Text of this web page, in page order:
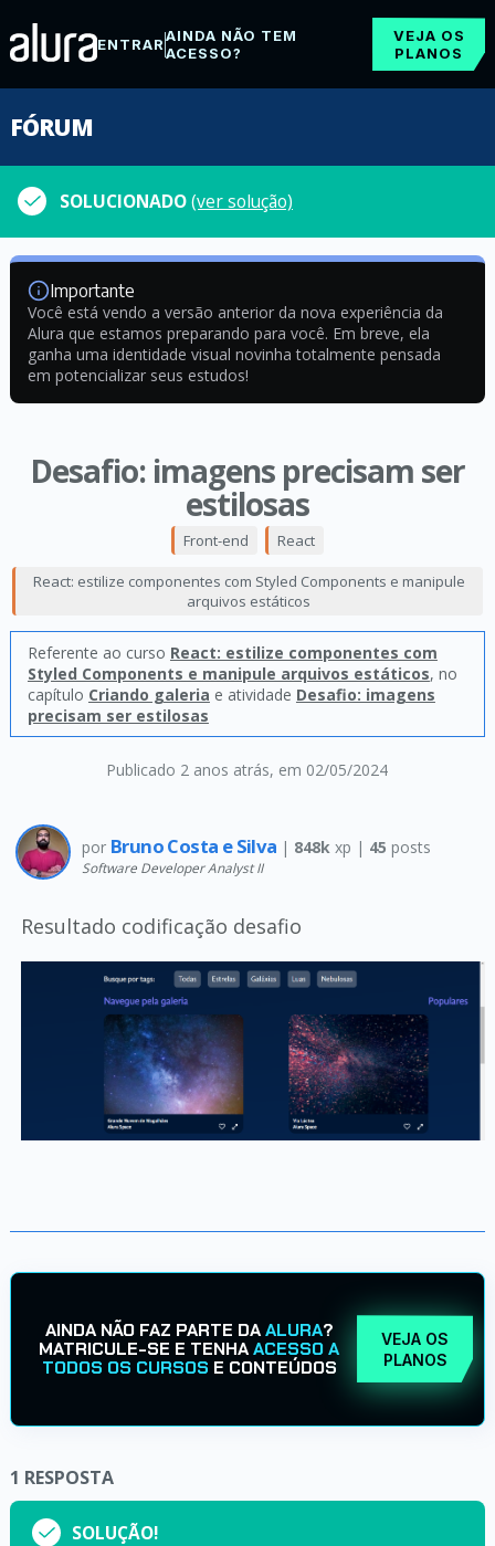
ENTRARAINDA NÃO TEM
ACESSO?
VEJA OS
PLANOS
FÓRUM
SOLUCIONADO(ver solução)
Importante
Você está vendo a versão anterior da nova experiência da
Alura que estamos preparando para você. Em breve, ela
ganha uma identidade visual novinha totalmente pensada
em potencializar seus estudos!
Desafio: imagens precisam ser
estilosas
Publicado 2 anos atrás, em 02/05/2024
Front-end React
React: estilize componentes com Styled Components e manipule
arquivos estáticos
Referente ao curso React: estilize componentes com
Styled Components e manipule arquivos estáticos, no
capítulo Criando galeria e atividade Desafio: imagens
precisam ser estilosas
por Bruno Costa e Silva | 848k xp | 45 posts
Software Developer Analyst II
Resultado codificação desafio
AINDA NÃO FAZ PARTE DAALURA?
MATRICULE-SE E TENHAACESSO A
TODOS OS CURSOS E CONTEÚDOS
VEJA OS
PLANOS
1 RESPOSTA
SOLUÇÃO!